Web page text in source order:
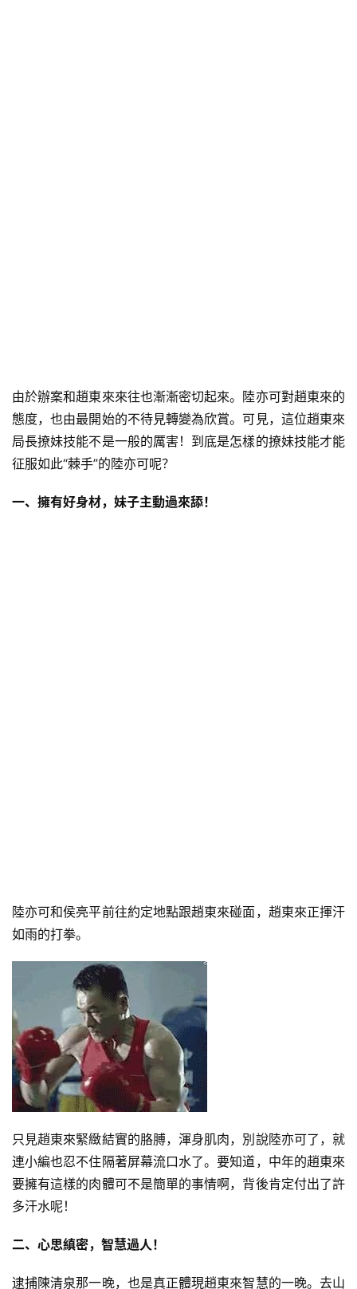
由於辦案和趙東來來往也漸漸密切起來。陸亦可對趙東來的
態度，也由最開始的不待見轉變為欣賞。可見，這位趙東來
局長撩妹技能不是一般的厲害！到底是怎樣的撩妹技能才能
征服如此“棘手”的陸亦可呢？
一、擁有好身材，妹子主動過來舔！
陸亦可和侯亮平前往約定地點跟趙東來碰面，趙東來正揮汗
如雨的打拳。
只見趙東來緊緻結實的胳膊，渾身肌肉，別說陸亦可了，就
連小編也忍不住隔著屏幕流口水了。要知道，中年的趙東來
要擁有這樣的肉體可不是簡單的事情啊，背後肯定付出了許
多汗水呢！
二、心思縝密，智慧過人！
逮捕陳清泉那一晚，也是真正體現趙東來智慧的一晚。去山